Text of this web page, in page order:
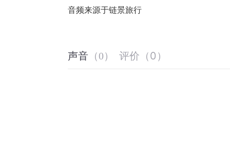
音频来源于链景旅行
声音 （0） 评价 （0 ）